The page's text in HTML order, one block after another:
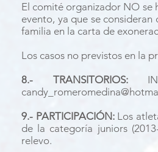
El comité organizador NO se
evento, ya que se
familia en la carta de
Los casos no previstos en la
8.- TRANSITORIOS:
9.- PARTICIPACIÓN: Los
de la categoría juniors
relevo.